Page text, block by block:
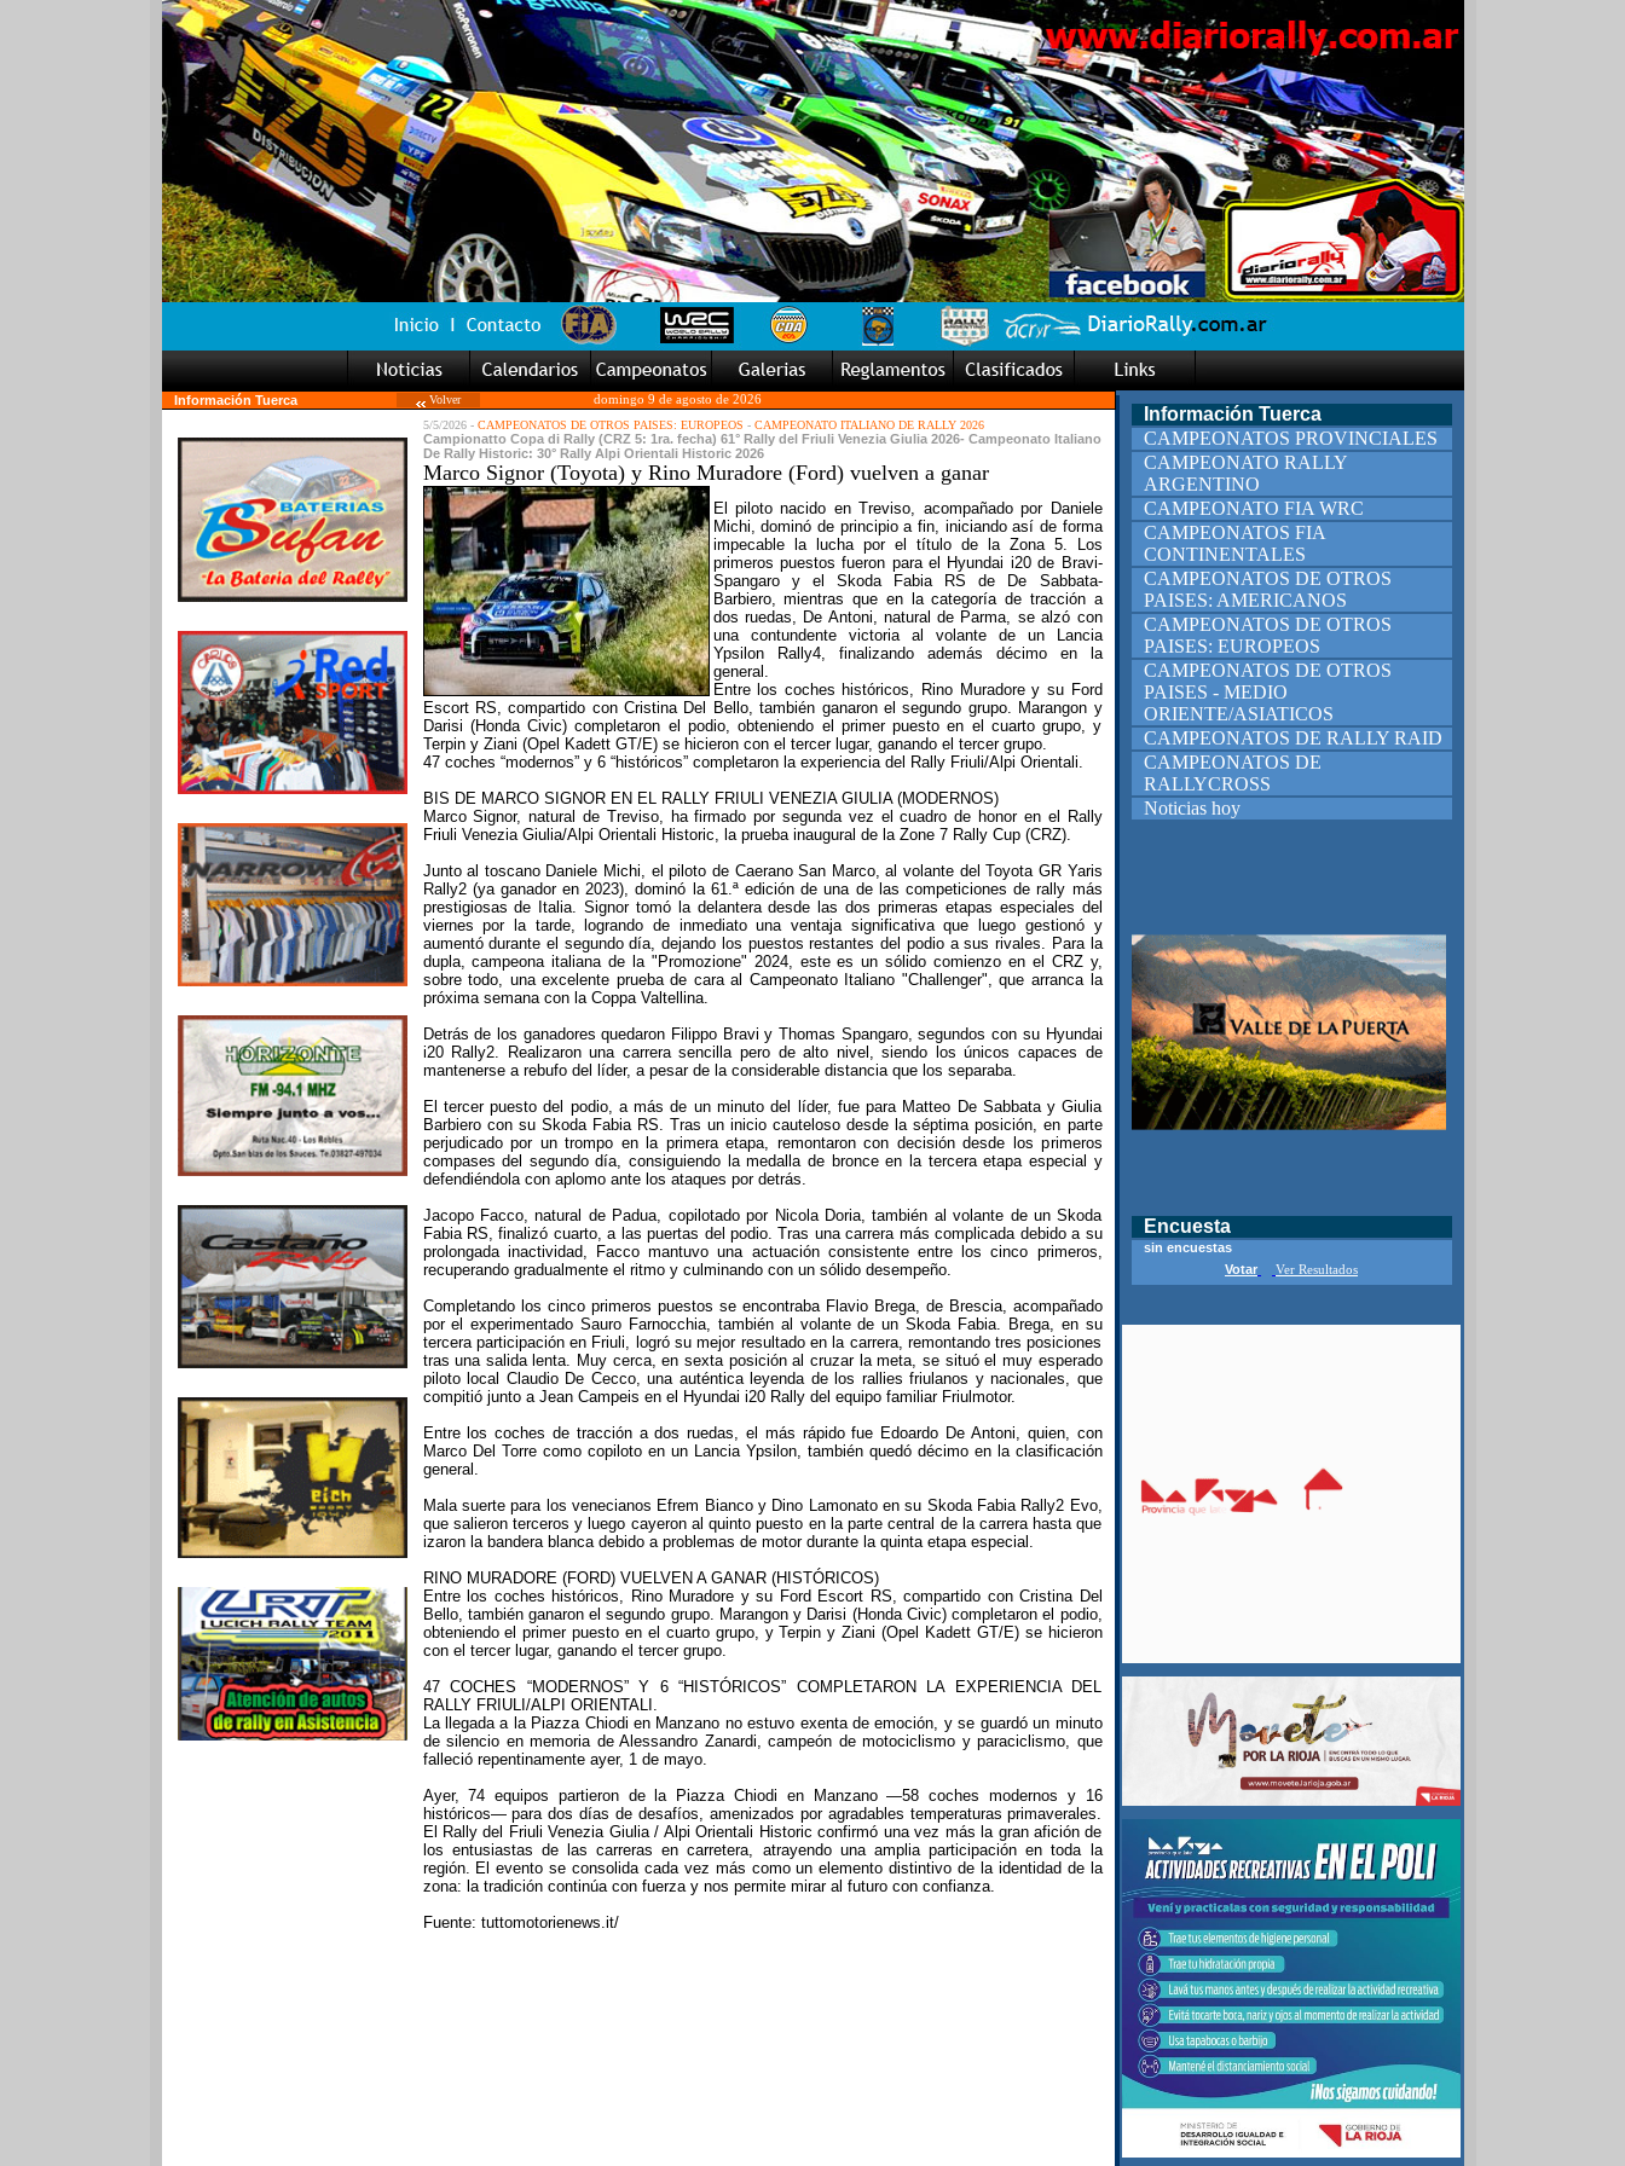
Información Tuerca Volver domingo 9 de agosto de 2026
Información Tuerca
CAMPEONATOS PROVINCIALES
CAMPEONATO RALLY
ARGENTINO
CAMPEONATO FIA WRC
CAMPEONATOS FIA
CONTINENTALES
CAMPEONATOS DE OTROS
PAISES: AMERICANOS
CAMPEONATOS DE OTROS
PAISES: EUROPEOS
CAMPEONATOS DE OTROS
PAISES - MEDIO
ORIENTE/ASIATICOS
CAMPEONATOS DE RALLY RAID
CAMPEONATOS DE
RALLYCROSS
Noticias hoy
Encuesta
sin encuestas
Votar
Ver Resultados
5/5/2026 - CAMPEONATOS DE OTROS PAISES: EUROPEOS - CAMPEONATO ITALIANO DE RALLY 2026
Campionatto Copa di Rally (CRZ 5: 1ra. fecha) 61° Rally del Friuli Venezia Giulia 2026- Campeonato Italiano
De Rally Historic: 30° Rally Alpi Orientali Historic 2026
Marco Signor (Toyota) y Rino Muradore (Ford) vuelven a ganar
El piloto nacido en Treviso, acompañado por Daniele
Michi, dominó de principio a fin, iniciando así de forma
impecable la lucha por el título de la Zona 5. Los
primeros puestos fueron para el Hyundai i20 de Bravi-
Spangaro y el Skoda Fabia RS de De Sabbata-
Barbiero, mientras que en la categoría de tracción a
dos ruedas, De Antoni, natural de Parma, se alzó con
una contundente victoria al volante de un Lancia
Ypsilon Rally4, finalizando además décimo en la
general.
Entre los coches históricos, Rino Muradore y su Ford
Escort RS, compartido con Cristina Del Bello, también ganaron el segundo grupo. Marangon y
Darisi (Honda Civic) completaron el podio, obteniendo el primer puesto en el cuarto grupo, y
Terpin y Ziani (Opel Kadett GT/E) se hicieron con el tercer lugar, ganando el tercer grupo.
47 coches “modernos” y 6 “históricos” completaron la experiencia del Rally Friuli/Alpi Orientali.
BIS DE MARCO SIGNOR EN EL RALLY FRIULI VENEZIA GIULIA (MODERNOS)
Marco Signor, natural de Treviso, ha firmado por segunda vez el cuadro de honor en el Rally
Friuli Venezia Giulia/Alpi Orientali Historic, la prueba inaugural de la Zone 7 Rally Cup (CRZ).
Junto al toscano Daniele Michi, el piloto de Caerano San Marco, al volante del Toyota GR Yaris
Rally2 (ya ganador en 2023), dominó la 61.ª edición de una de las competiciones de rally más
prestigiosas de Italia. Signor tomó la delantera desde las dos primeras etapas especiales del
viernes por la tarde, logrando de inmediato una ventaja significativa que luego gestionó y
aumentó durante el segundo día, dejando los puestos restantes del podio a sus rivales. Para la
dupla, campeona italiana de la "Promozione" 2024, este es un sólido comienzo en el CRZ y,
sobre todo, una excelente prueba de cara al Campeonato Italiano "Challenger", que arranca la
próxima semana con la Coppa Valtellina.
Detrás de los ganadores quedaron Filippo Bravi y Thomas Spangaro, segundos con su Hyundai
i20 Rally2. Realizaron una carrera sencilla pero de alto nivel, siendo los únicos capaces de
mantenerse a rebufo del líder, a pesar de la considerable distancia que los separaba.
El tercer puesto del podio, a más de un minuto del líder, fue para Matteo De Sabbata y Giulia
Barbiero con su Skoda Fabia RS. Tras un inicio cauteloso desde la séptima posición, en parte
perjudicado por un trompo en la primera etapa, remontaron con decisión desde los primeros
compases del segundo día, consiguiendo la medalla de bronce en la tercera etapa especial y
defendiéndola con aplomo ante los ataques por detrás.
Jacopo Facco, natural de Padua, copilotado por Nicola Doria, también al volante de un Skoda
Fabia RS, finalizó cuarto, a las puertas del podio. Tras una carrera más complicada debido a su
prolongada inactividad, Facco mantuvo una actuación consistente entre los cinco primeros,
recuperando gradualmente el ritmo y culminando con un sólido desempeño.
Completando los cinco primeros puestos se encontraba Flavio Brega, de Brescia, acompañado
por el experimentado Sauro Farnocchia, también al volante de un Skoda Fabia. Brega, en su
tercera participación en Friuli, logró su mejor resultado en la carrera, remontando tres posiciones
tras una salida lenta. Muy cerca, en sexta posición al cruzar la meta, se situó el muy esperado
piloto local Claudio De Cecco, una auténtica leyenda de los rallies friulanos y nacionales, que
compitió junto a Jean Campeis en el Hyundai i20 Rally del equipo familiar Friulmotor.
Entre los coches de tracción a dos ruedas, el más rápido fue Edoardo De Antoni, quien, con
Marco Del Torre como copiloto en un Lancia Ypsilon, también quedó décimo en la clasificación
general.
Mala suerte para los venecianos Efrem Bianco y Dino Lamonato en su Skoda Fabia Rally2 Evo,
que salieron terceros y luego cayeron al quinto puesto en la parte central de la carrera hasta que
izaron la bandera blanca debido a problemas de motor durante la quinta etapa especial.
RINO MURADORE (FORD) VUELVEN A GANAR (HISTÓRICOS)
Entre los coches históricos, Rino Muradore y su Ford Escort RS, compartido con Cristina Del
Bello, también ganaron el segundo grupo. Marangon y Darisi (Honda Civic) completaron el podio,
obteniendo el primer puesto en el cuarto grupo, y Terpin y Ziani (Opel Kadett GT/E) se hicieron
con el tercer lugar, ganando el tercer grupo.
47 COCHES “MODERNOS” Y 6 “HISTÓRICOS” COMPLETARON LA EXPERIENCIA DEL
RALLY FRIULI/ALPI ORIENTALI.
La llegada a la Piazza Chiodi en Manzano no estuvo exenta de emoción, y se guardó un minuto
de silencio en memoria de Alessandro Zanardi, campeón de motociclismo y paraciclismo, que
falleció repentinamente ayer, 1 de mayo.
Ayer, 74 equipos partieron de la Piazza Chiodi en Manzano —58 coches modernos y 16
históricos— para dos días de desafíos, amenizados por agradables temperaturas primaverales.
El Rally del Friuli Venezia Giulia / Alpi Orientali Historic confirmó una vez más la gran afición de
los entusiastas de las carreras en carretera, atrayendo una amplia participación en toda la
región. El evento se consolida cada vez más como un elemento distintivo de la identidad de la
zona: la tradición continúa con fuerza y nos permite mirar al futuro con confianza.
Fuente: tuttomotorienews.it/